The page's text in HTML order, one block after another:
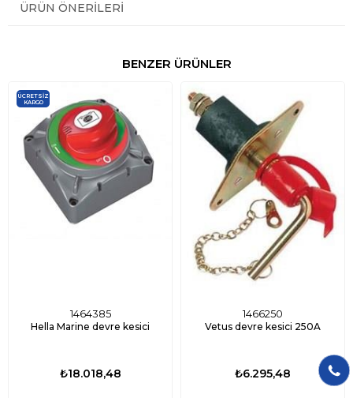
ÜRÜN ÖNERILERI
BENZER ÜRÜNLER
1464385
Hella Marine devre kesici
₺18.018,48
ÜCRETSIZ
KARGO
1466250
Vetus devre kesici 250A
₺6.295,48